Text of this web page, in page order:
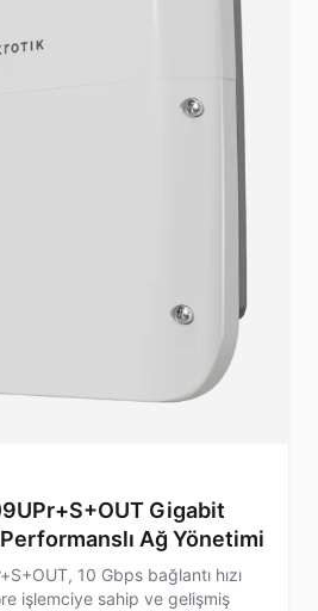
Gigabit
Ağ Yönetimi
10 Gbps bağlantı hızı
işlemciye sahip ve gelişmiş